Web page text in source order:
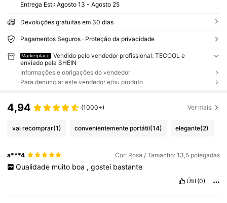
Entrega Est.: Agosto 13 - Agosto 25
Devoluções gratuitas em 30 dias
Pagamentos Seguros · Proteção da privacidade
Marketplace
Vendido pelo vendedor profissional: TECOOL e
enviado pela SHEIN
Informações e obrigações do vendedor
Para denunciar este vendedor e/ou produto
4,94 (1000+) Ver mais
vai recomprar(1) convenientemente portátil(14) elegante(2)
a***4 Cor: Rosa / Tamanho: 13,5 polegadas
Qualidade muito boa , gostei bastante
Útil (0)